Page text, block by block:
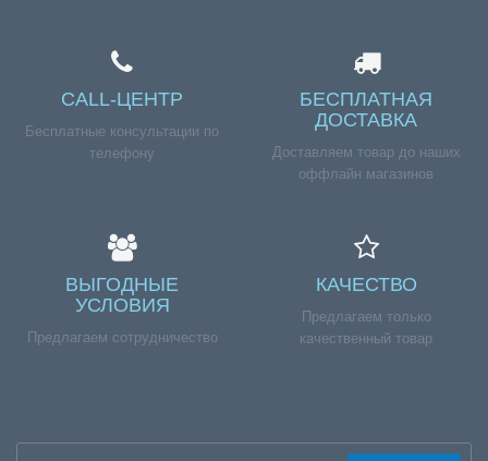
CALL-ЦЕНТР
Бесплатные консультации по
телефону
БЕСПЛАТНАЯ
ДОСТАВКА
Доставляем товар до наших
оффлайн магазинов
ВЫГОДНЫЕ
УСЛОВИЯ
Предлагаем сотрудничество
КАЧЕСТВО
Предлагаем только
качественный товар